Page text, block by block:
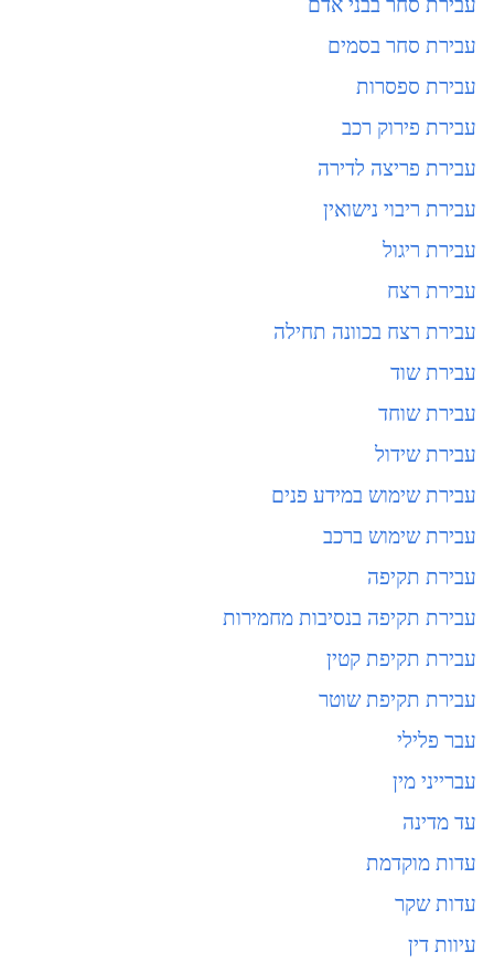
עבירת סחר בבני אדם
עבירת סחר בסמים
עבירת ספסרות
עבירת פירוק רכב
עבירת פריצה לדירה
עבירת ריבוי נישואין
עבירת ריגול
עבירת רצח
עבירת רצח בכוונה תחילה
עבירת שוד
עבירת שוחד
עבירת שידול
עבירת שימוש במידע פנים
עבירת שימוש ברכב
עבירת תקיפה
עבירת תקיפה בנסיבות מחמירות
עבירת תקיפת קטין
עבירת תקיפת שוטר
עבר פלילי
עברייני מין
עד מדינה
עדות מוקדמת
עדות שקר
עיוות דין